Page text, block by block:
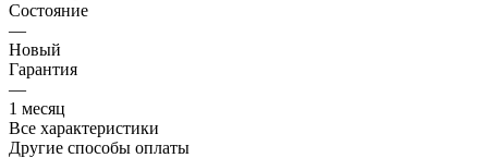
Состояние
—
Новый
Гарантия
—
1 месяц
Все характеристики
Другие способы оплаты